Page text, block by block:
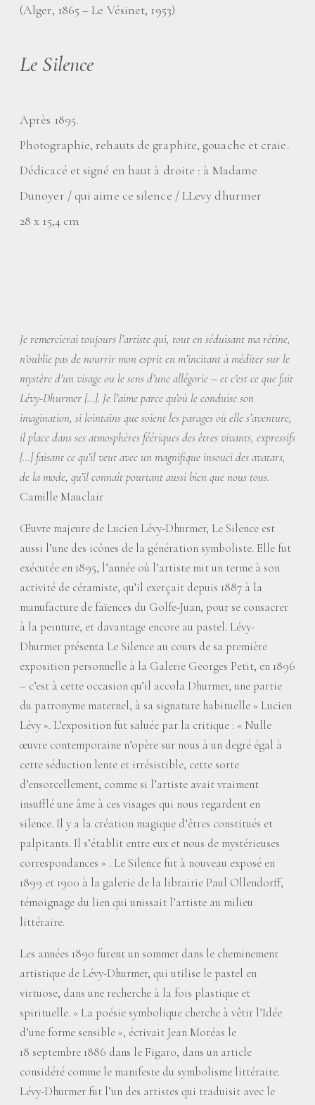
(Alger, 1865 – Le Vésinet, 1953)
Le Silence
Après 1895.
Photographie, rehauts de graphite, gouache et craie.
Dédicacé et signé en haut à droite : à Madame
Dunoyer / qui aime ce silence / LLevy dhurmer
28 x 15,4 cm
Je remercierai toujours l’artiste qui, tout en séduisant ma rétine,
n’oublie pas de nourrir mon esprit en m’incitant à méditer sur le
mystère d’un visage ou le sens d’une allégorie – et c’est ce que fait
Lévy-Dhurmer […]. Je l’aime parce qu’où le conduise son
imagination, si lointains que soient les parages où elle s’aventure,
il place dans ses atmosphères féériques des êtres vivants, expressifs
[…] faisant ce qu’il veut avec un magnifique insouci des avatars,
de la mode, qu’il connaît pourtant aussi bien que nous tous.
Camille Mauclair
Œuvre majeure de Lucien Lévy-Dhurmer, Le Silence est
aussi l’une des icônes de la génération symboliste. Elle fut
exécutée en 1895, l’année où l’artiste mit un terme à son
activité de céramiste, qu’il exerçait depuis 1887 à la
manufacture de faïences du Golfe-Juan, pour se consacrer
à la peinture, et davantage encore au pastel. Lévy-
Dhurmer présenta Le Silence au cours de sa première
exposition personnelle à la Galerie Georges Petit, en 1896
– c’est à cette occasion qu’il accola Dhurmer, une partie
du patronyme maternel, à sa signature habituelle « Lucien
Lévy». L’exposition fut saluée par la critique : « Nulle
œuvre contemporaine n’opère sur nous à un degré égal à
cette séduction lente et irrésistible, cette sorte
d’ensorcellement, comme si l’artiste avait vraiment
insufflé une âme à ces visages qui nous regardent en
silence. Il y a la création magique d’êtres constitués et
palpitants. Il s’établit entre eux et nous de mystérieuses
correspondances » . Le Silence fut à nouveau exposé en
1899 et 1900 à la galerie de la librairie Paul Ollendorff,
témoignage du lien qui unissait l’artiste au milieu
littéraire.
Les années 1890 furent un sommet dans le cheminement
artistique de Lévy-Dhurmer, qui utilise le pastel en
virtuose, dans une recherche à la fois plastique et
spirituelle. « La poésie symbolique cherche à vêtir l’Idée
d’une forme sensible», écrivait Jean Moréas le
18 septembre 1886 dans le Figaro, dans un article
considéré comme le manifeste du symbolisme littéraire.
Lévy-Dhurmer fut l’un des artistes qui traduisit avec le